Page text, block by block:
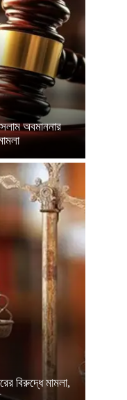
অবমাননার
বিরুদ্ধে মামলা,